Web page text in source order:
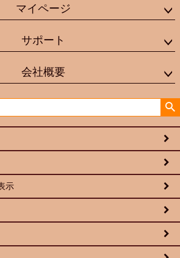
マイページ
サポート
会社概要
示